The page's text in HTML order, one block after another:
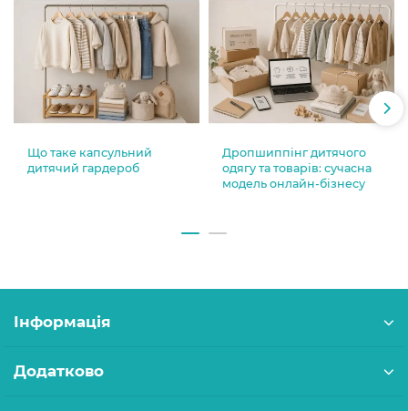
Що таке капсульний
дитячий гардероб
Дропшиппінг дитячого
одягу та товарів: сучасна
модель онлайн-бізнесу
Інформація
Додатково